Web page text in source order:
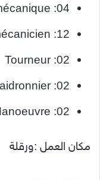
:04
:12
Tourneur :02
:02
:02
مكان العمل :ورقلة